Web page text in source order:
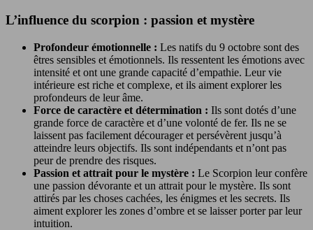
L’influence du scorpion : passion et mystère
Profondeur émotionnelle : Les natifs du 9 octobre sont des
êtres sensibles et émotionnels. Ils ressentent les émotions avec
intensité et ont une grande capacité d’empathie. Leur vie
intérieure est riche et complexe, et ils aiment explorer les
profondeurs de leur âme.
Force de caractère et détermination : Ils sont dotés d’une
grande force de caractère et d’une volonté de fer. Ils ne se
laissent pas facilement décourager et persévèrent jusqu’à
atteindre leurs objectifs. Ils sont indépendants et n’ont pas
peur de prendre des risques.
Passion et attrait pour le mystère : Le Scorpion leur confère
une passion dévorante et un attrait pour le mystère. Ils sont
attirés par les choses cachées, les énigmes et les secrets. Ils
aiment explorer les zones d’ombre et se laisser porter par leur
intuition.